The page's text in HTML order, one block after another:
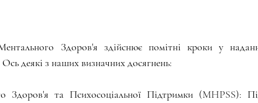
Здоров'я здійснює помітні кроки у
деякі з наших визначних досягнень:
Здоров'я та Психосоціальної Підтримки (MHPSS):